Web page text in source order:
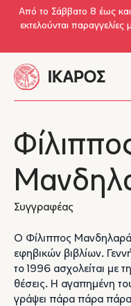
Skip to main content
Από το Σάββατο 8 έως
εκτελούνται
Συγγραφέας
Ο Φίλιππος
εφηβικών βιβλίων.
το 1996 ασχολείται με
θέσεις. Η αγαπημένη
γράψει πάρα πάρα πάρα